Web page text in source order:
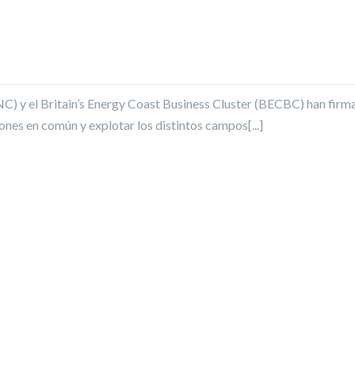
y el Britain’s Energy Coast Business Cluster (BECBC) han
en común y explotar los distintos campos[...]